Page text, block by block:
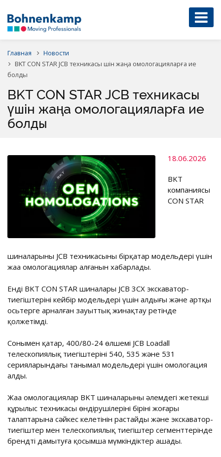
Главная
Новости
BKT CON STAR JCB техникасы үшін жаңа омологацияларға ие
болды
BKT CON STAR JCB техникасы
үшін жаңа омологацияларға ие
болды
18.06.2026
BKT
компаниясы
CON STAR
шиналарының JCB техникасының бірқатар модельдері үшін
жаңа омологациялар алғанын хабарлады.
Енді BKT CON STAR шиналары JCB 3CX экскаватор-
тиегіштерінің кейбір модельдері үшін алдыңғы және артқы
осьтерге арналған зауыттық жинақтау ретінде
қолжетімді.
Сонымен қатар, 400/80-24 өлшемі JCB Loadall
телескопиялық тиегіштерінің 540, 535 және 531
серияларындағы танымал модельдері үшін омологация
алды.
Жаңа омологациялар BKT шиналарының әлемдегі жетекші
құрылыс техникасы өндірушілерінің бірінің жоғары
талаптарына сәйкес келетінін растайды және экскаватор-
тиегіштер мен телескопиялық тиегіштер сегменттерінде
брендті дамытуға қосымша мүмкіндіктер ашады.